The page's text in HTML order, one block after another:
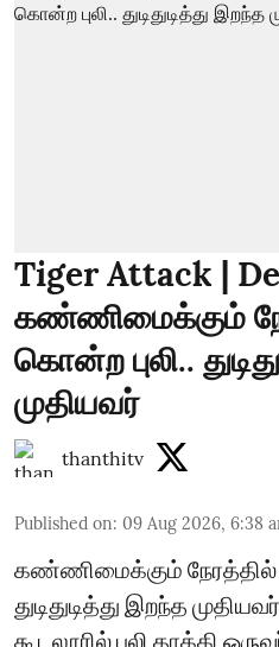
Tiger Attack |
கண்ணிமைக்கும்
கொன்ற புலி..
முதியவர்
thanthitv
Published on: 09 Aug 2026, 6:38
கண்ணிமைக்கும் நேரத்தில்
துடிதுடித்து இறந்த முதியவர்
கூடலூரில் புலி தாக்கி